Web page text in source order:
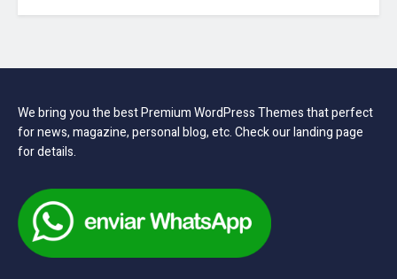
We bring you the best Premium WordPress Themes that perfect
for news, magazine, personal blog, etc. Check our landing page
for details.